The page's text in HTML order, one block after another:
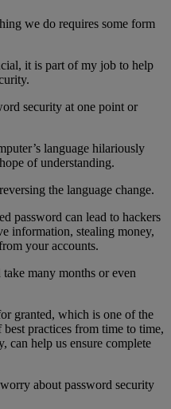
we do requires some form
it is part of my job to help
security at one point or
language hilariously
of understanding.
the language change.
password can lead to hackers
information, stealing money,
your accounts.
many months or even
granted, which is one of the
practices from time to time,
can help us ensure complete
about password security